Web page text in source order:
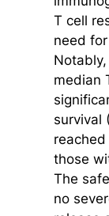
T cell
need
median
survival
those
The
no